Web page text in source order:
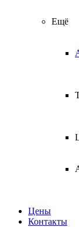
Ещё
Цены
Контакты